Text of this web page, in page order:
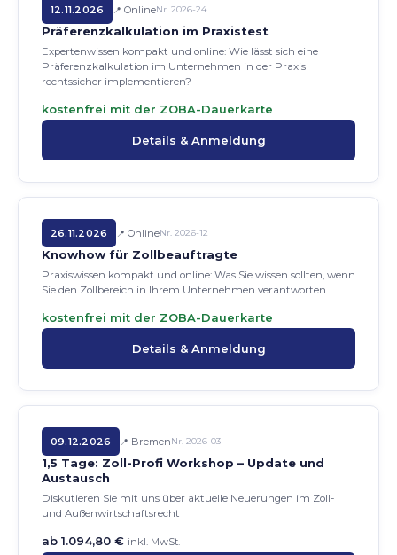
12.11.2026 OnlineNr. 2026-24
Präferenzkalkulation im Praxistest
Expertenwissen kompakt und online: Wie lässt sich eine
Präferenzkalkulation im Unternehmen in der Praxis
rechtssicher implementieren?
kostenfrei mit der ZOBA-Dauerkarte
Details & Anmeldung
26.11.2026 OnlineNr. 2026-12
Knowhow für Zollbeauftragte
Praxiswissen kompakt und online: Was Sie wissen sollten, wenn
Sie den Zollbereich in Ihrem Unternehmen verantworten.
kostenfrei mit der ZOBA-Dauerkarte
Details & Anmeldung
09.12.2026 BremenNr. 2026-03
1,5 Tage: Zoll-Profi Workshop – Update und
Austausch
Diskutieren Sie mit uns über aktuelle Neuerungen im Zoll-
und Außenwirtschaftsrecht
ab 1.094,80 € inkl. MwSt.